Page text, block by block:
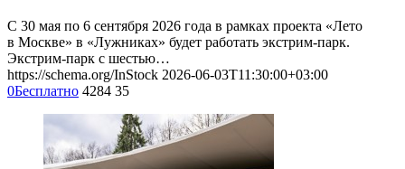
С 30 мая по 6 сентября 2026 года в рамках проекта «Лето
в Москве» в «Лужниках» будет работать экстрим-парк.
Экстрим-парк с шестью…
https://schema.org/InStock 2026-06-03T11:30:00+03:00
0Бесплатно 4284 35